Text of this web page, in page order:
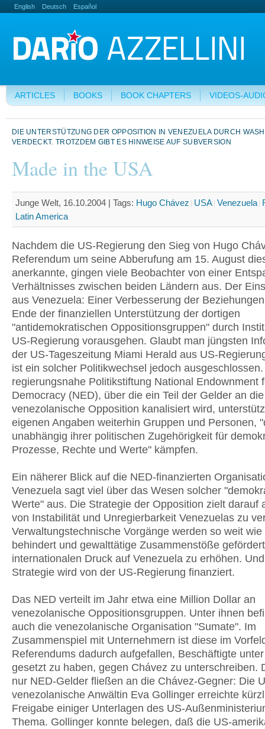
English Deutsch Español
ARTICLES BOOKS BOOK CHAPTERS VIDEOS-
DIE UNTERSTÜTZUNG DER OPPOSITION IN VENEZUELA DURCH
VERDECKT. TROTZDEM GIBT ES HINWEISE AUF SUBVERSION
Made in the USA
Junge Welt, 16.10.2004 | Tags: Hugo Chávez USA Venezuela
Latin America
Nachdem die US-Regierung den Sieg von Hugo
Referendum um seine Abberufung am 15. August
anerkannte, gingen viele Beobachter von einer
Verhältnisses zwischen beiden Ländern aus. Der
aus Venezuela: Einer Verbesserung der
Ende der finanziellen Unterstützung der dortigen
"antidemokratischen Oppositionsgruppen" durch
US-Regierung vorausgehen. Glaubt man jüngsten
der US-Tageszeitung Miami Herald aus US-
ist ein solcher Politikwechsel jedoch
regierungsnahe Politikstiftung National Endownment
Democracy (NED), über die ein Teil der Gelder an die
venezolanische Opposition kanalisiert wird,
eigenen Angaben weiterhin Gruppen und Personen,
unabhängig ihrer politischen Zugehörigkeit für
Prozesse, Rechte und Werte" kämpfen.
Ein näherer Blick auf die NED-finanzierten
Venezuela sagt viel über das Wesen solcher
Werte" aus. Die Strategie der Opposition zielt darauf
von Instabilität und Unregierbarkeit Venezuelas zu
Verwaltungstechnische Vorgänge werden so weit wie
behindert und gewalttätige Zusammenstöße
internationalen Druck auf Venezuela zu erhöhen.
Strategie wird von der US-Regierung finanziert.
Das NED verteilt im Jahr etwa eine Million Dollar an
venezolanische Oppositionsgruppen. Unter ihnen
auch die venezolanische Organisation "Sumate". Im
Zusammenspiel mit Unternehmern ist diese im
Referendums dadurch aufgefallen, Beschäftigte
gesetzt zu haben, gegen Chávez zu unterschreiben.
nur NED-Gelder fließen an die Chávez-Gegner: Die
venezolanische Anwältin Eva Gollinger erreichte
Freigabe einiger Unterlagen des US-
Thema. Gollinger konnte belegen, daß die US-